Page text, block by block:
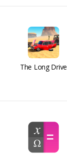
The Long Drive